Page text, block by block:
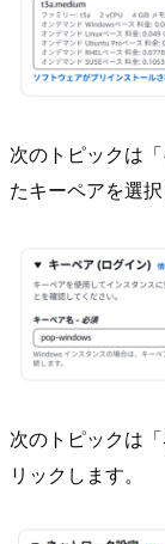
次のトピックは「
たキーペアを選
次のトピックは「
リックします。